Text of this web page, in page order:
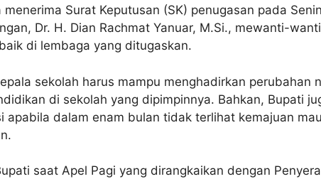
Surat Keputusan (SK) penugasan pada Senin
Dr. H. Dian Rachmat Yanuar, M.Si., mewanti-
di lembaga yang ditugaskan.
sekolah harus mampu menghadirkan perubahan
di sekolah yang dipimpinnya. Bahkan, Bupati
apabila dalam enam bulan tidak terlihat kemajuan
saat Apel Pagi yang dirangkaikan dengan